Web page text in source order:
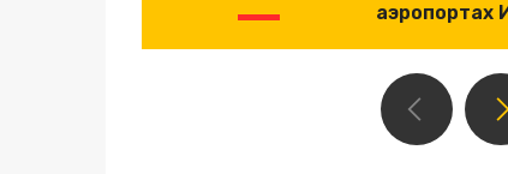
аэропортах